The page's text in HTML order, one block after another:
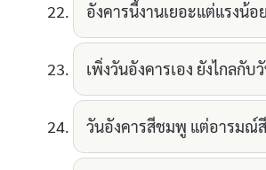
อังคารนี้งานเยอะแต่แรงน้อย
เพิ่งวันอังคารเอง ยังไกลกั
วันอังคารสีชมพู แต่อารมณ์